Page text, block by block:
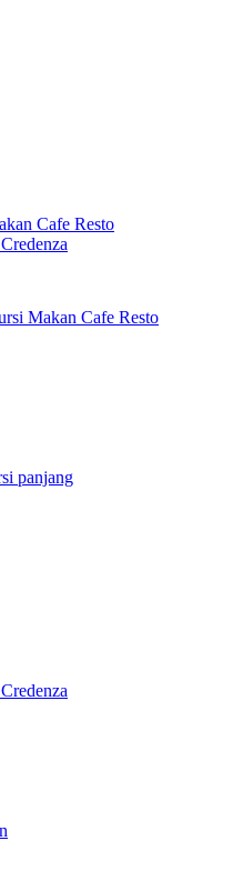
Cafe Resto
Makan Cafe Resto
panjang